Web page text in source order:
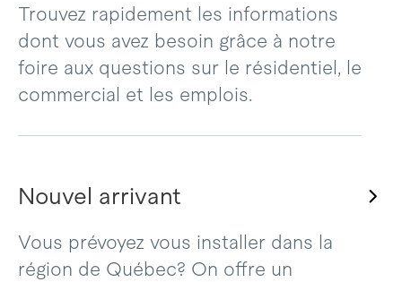
Trouvez rapidement les informations
dont vous avez besoin grâce à notre
foire aux questions sur le résidentiel, le
commercial et les emplois.
Nouvel arrivant
Vous prévoyez vous installer dans la
région de Québec? On offre un